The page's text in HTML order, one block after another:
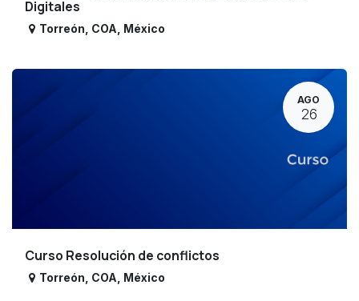
Digitales
Torreón COA México
AGO
26
Curso Resolución de conflictos
Torreón COA México